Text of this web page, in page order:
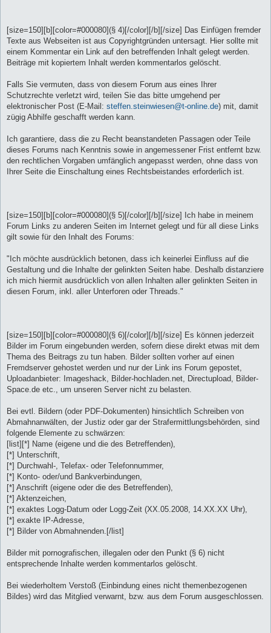
[size=150][b][color=#000080](§ 4)[/color][/b][/size] Das Einfügen fremder
Texte aus Webseiten ist aus Copyrightgründen untersagt. Hier sollte mit
einem Kommentar ein Link auf den betreffenden Inhalt gelegt werden.
Beiträge mit kopiertem Inhalt werden kommentarlos gelöscht.
Falls Sie vermuten, dass von diesem Forum aus eines Ihrer
Schutzrechte verletzt wird, teilen Sie das bitte umgehend per
elektronischer Post (E-Mail: steffen.steinwiesen@t-online.de) mit, damit
zügig Abhilfe geschafft werden kann.
Ich garantiere, dass die zu Recht beanstandeten Passagen oder Teile
dieses Forums nach Kenntnis sowie in angemessener Frist entfernt bzw.
den rechtlichen Vorgaben umfänglich angepasst werden, ohne dass von
Ihrer Seite die Einschaltung eines Rechtsbeistandes erforderlich ist.
[size=150][b][color=#000080](§ 5)[/color][/b][/size] Ich habe in meinem
Forum Links zu anderen Seiten im Internet gelegt und für all diese Links
gilt sowie für den Inhalt des Forums:
"Ich möchte ausdrücklich betonen, dass ich keinerlei Einfluss auf die
Gestaltung und die Inhalte der gelinkten Seiten habe. Deshalb distanziere
ich mich hiermit ausdrücklich von allen Inhalten aller gelinkten Seiten in
diesen Forum, inkl. aller Unterforen oder Threads."
[size=150][b][color=#000080](§ 6)[/color][/b][/size] Es können jederzeit
Bilder im Forum eingebunden werden, sofern diese direkt etwas mit dem
Thema des Beitrags zu tun haben. Bilder sollten vorher auf einen
Fremdserver gehostet werden und nur der Link ins Forum gepostet,
Uploadanbieter: Imageshack, Bilder-hochladen.net, Directupload, Bilder-
Space.de etc., um unseren Server nicht zu belasten.
Bei evtl. Bildern (oder PDF-Dokumenten) hinsichtlich Schreiben von
Abmahnanwälten, der Justiz oder gar der Strafermittlungsbehörden, sind
folgende Elemente zu schwärzen:
[list][*] Name (eigene und die des Betreffenden),
[*] Unterschrift,
[*] Durchwahl-, Telefax- oder Telefonnummer,
[*] Konto- oder/und Bankverbindungen,
[*] Anschrift (eigene oder die des Betreffenden),
[*] Aktenzeichen,
[*] exaktes Logg-Datum oder Logg-Zeit (XX.05.2008, 14.XX.XX Uhr),
[*] exakte IP-Adresse,
[*] Bilder von Abmahnenden.[/list]
Bilder mit pornografischen, illegalen oder den Punkt (§ 6) nicht
entsprechende Inhalte werden kommentarlos gelöscht.
Bei wiederholtem Verstoß (Einbindung eines nicht themenbezogenen
Bildes) wird das Mitglied verwarnt, bzw. aus dem Forum ausgeschlossen.